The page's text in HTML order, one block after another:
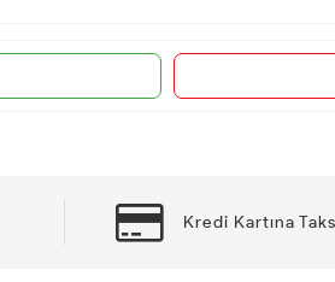
Kredi Kartına